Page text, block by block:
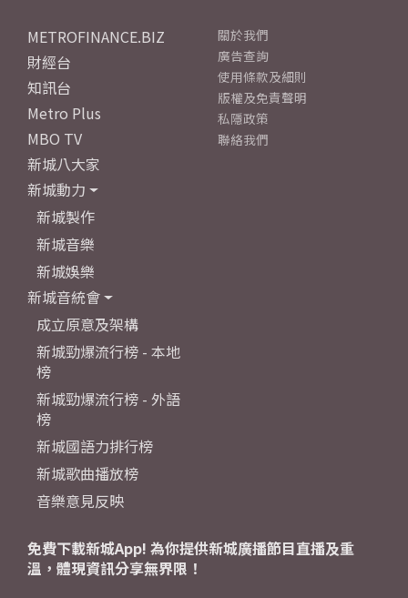
METROFINANCE.BIZ
財經台
知訊台
Metro Plus
MBO TV
新城八大家
新城動力
新城製作
新城音樂
新城娛樂
新城音統會
成立原意及架構
新城勁爆流行榜 - 本地
榜
新城勁爆流行榜 - 外語
榜
新城國語力排行榜
新城歌曲播放榜
音樂意見反映
關於我們
廣告查詢
使用條款及細則
版權及免責聲明
私隱政策
聯絡我們
免費下載新城App! 為你提供新城廣播節目直播及重
溫，體現資訊分享無界限！